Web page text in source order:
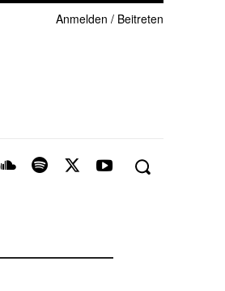
Anmelden / Beitreten